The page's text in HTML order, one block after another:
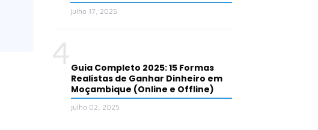
julho 17, 2025
4 Guia Completo 2025: 15 Formas
Realistas de Ganhar Dinheiro em
Moçambique (Online e Offline)
julho 02, 2025